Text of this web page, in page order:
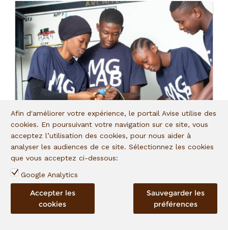
Afin d'améliorer votre expérience, le portail Avise utilise des
cookies. En poursuivant votre navigation sur ce site, vous
acceptez l’utilisation des cookies, pour nous aider à
analyser les audiences de ce site. Sélectionnez les cookies
que vous acceptez ci-dessous:
Google Analytics
Sauvegarder les
préférences
Accepter les
cookies